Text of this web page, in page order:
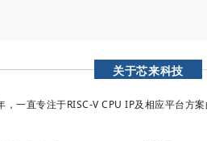
关于芯来科技
一直专注于RISC-V CPU IP及相应平台方